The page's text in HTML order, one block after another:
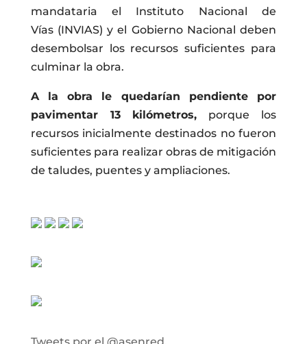
mandataria el Instituto Nacional de
Vías (INVIAS) y el Gobierno Nacional deben
desembolsar los recursos suficientes para
culminar la obra.
A la obra le quedarían pendiente por
pavimentar 13 kilómetros, porque los
recursos inicialmente destinados no fueron
suficientes para realizar obras de mitigación
de taludes, puentes y ampliaciones.